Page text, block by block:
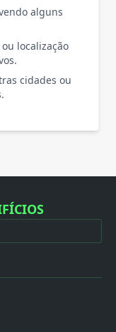
alguns
localização
cidades ou